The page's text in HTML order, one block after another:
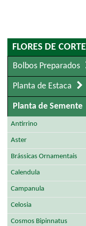
FLORES DE CORTE
Bolbos Preparados
Planta de Estaca
Planta de Semente
Antirrino
Aster
Brássicas Ornamentais
Calendula
Campanula
Celosia
Cosmos Bipinnatus